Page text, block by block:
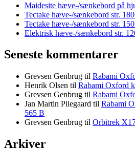
Maidesite hæve-/sænkebord på
Tectake hæve-/sænkebord str.
Tectake hæve-/sænkebord str.
Elektrisk hæve-/sænkebord str.
Seneste kommentarer
Grevsen Genbrug til Rabami
Henrik Olsen til Rabami Oxford
Grevsen Genbrug til Rabami
Jan Martin Pilegaard til Rabami
565 B
Grevsen Genbrug til Orbitrek
Arkiver